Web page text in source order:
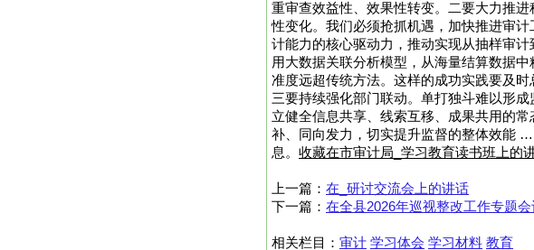
重审查效益性、效果性转变。二要大力推
性变化。我们必须抢抓机遇，加快推进审
计能力的核心驱动力，推动实现从抽样审
用大数据关联分析模型，从海量结算数据
准度远超传统方法。这样的成功实践要及时
三要持续强化部门联动。单打独斗难以形
立健全信息共享、线索互移、成果共用的常
补、同向发力，切实提升监督的整体效能
息。 收藏在市审计局_学习教育读书班上的
上一篇： 在_研讨交流会上的讲话
下一篇： 在全县2026年巡视整改工作专题
相关栏目： 审计 学习体会 学习材料 教育